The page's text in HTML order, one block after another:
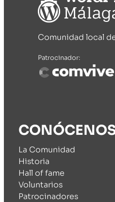
Comunidad local
Patrocinador:
La Comunidad
Historia
Hall of fame
Voluntarios
Patrocinadores